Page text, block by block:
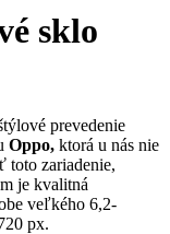
sklo
prevedenie
Oppo, ktorá u nás nie
toto zariadenie,
je kvalitná
veľkého 6,2-
px.